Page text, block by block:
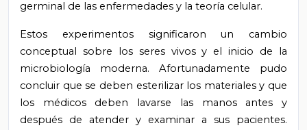
germinal de las enfermedades y la teoría celular.
Estos experimentos significaron un cambio
conceptual sobre los seres vivos y el inicio de la
microbiología moderna. Afortunadamente pudo
concluir que se deben esterilizar los materiales y que
los médicos deben lavarse las manos antes y
después de atender y examinar a sus pacientes.